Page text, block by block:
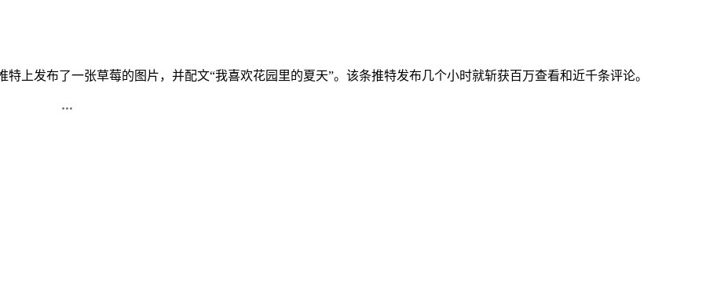
上发布了一张草莓的图片，并配文“我喜欢花园里的夏天”。该条推特发布几个小时就斩获百万查看和近千条评论。